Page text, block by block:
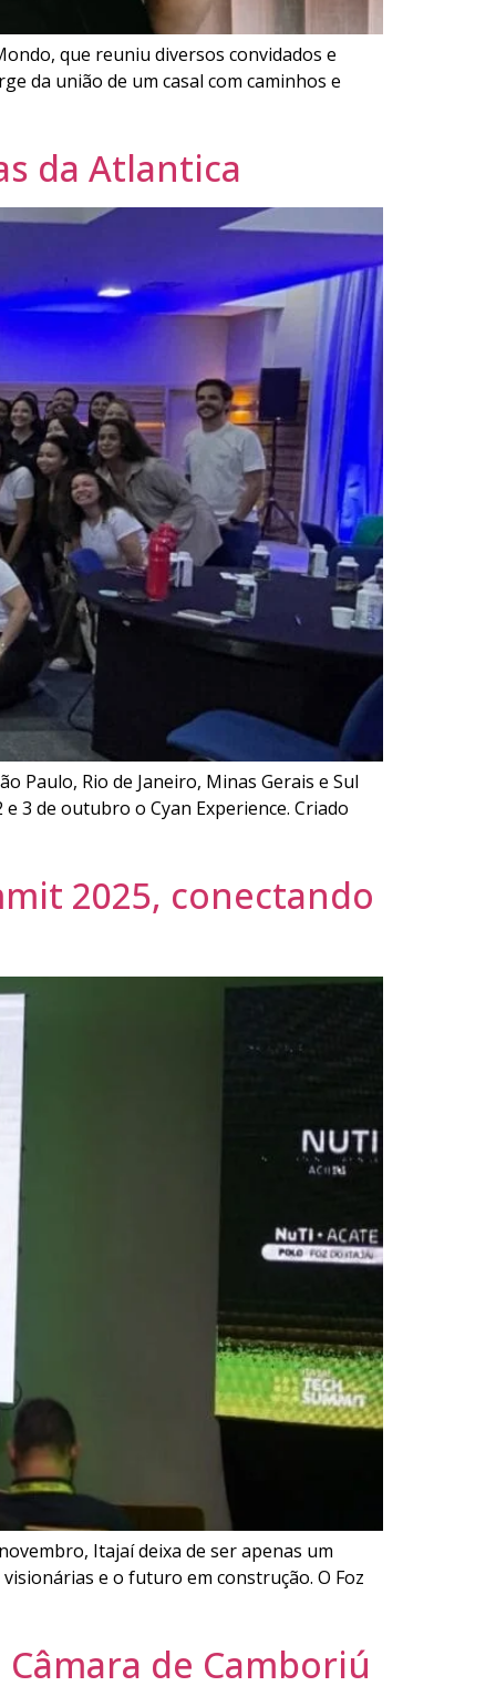
que reuniu diversos convidados e
da união de um casal com caminhos e
da Atlantica
Paulo, Rio de Janeiro, Minas Gerais e Sul
3 de outubro o Cyan Experience. Criado
2025, conectando
Itajaí deixa de ser apenas um
e o futuro em construção. O Foz
de Camboriú